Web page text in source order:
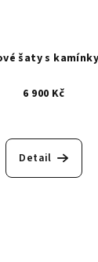
šaty s
6 900 Kč
Detail